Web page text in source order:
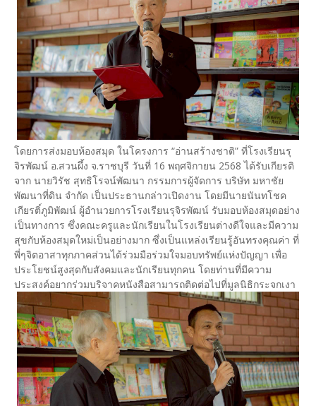
โดยการส่งมอบห้องสมุด ในโครงการ “อ่านสร้างชาติ” ที่โรงเรียนรุ
จิรพัฒน์ อ.สวนผึ้ง จ.ราชบุรี วันที่ 16 พฤศจิกายน 2568 ได้รับเกียรติ
จาก นายวิรัช สุทธิโรจน์พัฒนา กรรมการผู้จัดการ บริษัท มหาชัย
พัฒนาที่ดิน จำกัด เป็นประธานกล่าวเปิดงาน โดยมีนายนันทโชค
เกียรติ์ภูมิพัฒน์ ผู้อำนวยการโรงเรียนรุจิรพัฒน์ รับมอบห้องสมุดอย่าง
เป็นทางการ ซึ่งคณะครูและนักเรียนในโรงเรียนต่างดีใจและมีความ
สุขกับห้องสมุดใหม่เป็นอย่างมาก ซึ่งเป็นแหล่งเรียนรู้อันทรงคุณค่า ที่
พี่ๆจิตอาสาทุกภาคส่วนได้ร่วมมือร่วมใจมอบทรัพย์แห่งปัญญา เพื่อ
ประโยชน์สูงสุดกับสังคมและนักเรียนทุกคน โดยท่านที่มีความ
ประสงค์อยากร่วมบริจาคหนังสือสามารถติดต่อไปที่มูลนิธิกระจกเงา